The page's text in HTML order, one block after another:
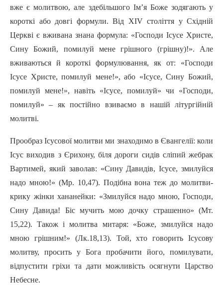
вже є молитвою, але здебільшого Ім’я Боже зодягають у
короткі aбo довгі формули. Від XIV століття у Східній
Церкві є вживана знана формула: «Господи Icyce Христе,
Сину Божий, помилуй мене гpiшнoгo (гpiшнy)!». Але
вживаються й короткі формулювання, як от: «Господи
Icyce Христе, помилуй мене!», aбo «Icyce, Сину Божий,
помилуй мене!», навіть «Icyce, помилуй» чи «Господи,
помилуй» – як постійно взиваємо в нашій літургійній
молитві.
Прообраз Ісусової молитви ми знаходимо в Євангелії: коли
Icyc виходив з Єрихону, біля дороги сидів сліпий жебрак
Вартимей, який заволав: «Сину Давидів, Icyce, змилуйся
надо мною!» (Мр. 10,47). Подібна вона теж до молитви-
крику жінки хананейки: «Змилуйся надо мною, Господи,
Сину Давида! Біс мучить мою дочку страшенно» (Мт.
15,22). Також i молитва митаря: «Боже, змилуйся надо
мною грішним!» (Лк.18,13). Той, хто говорить Ісусову
молитву, просить у Бога пробачити його, помилувати,
відпустити гріхи та дати можливість осягнути Царство
Небесне.